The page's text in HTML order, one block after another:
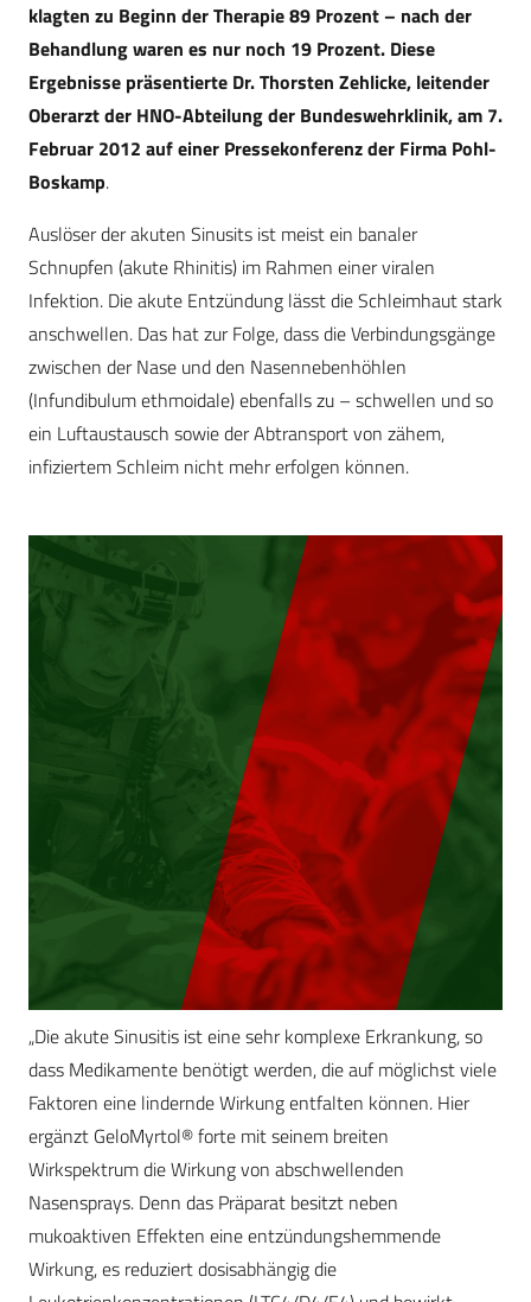
klagten zu Beginn der Therapie 89 Prozent – nach der
Behandlung waren es nur noch 19 Prozent. Diese
Ergebnisse präsentierte Dr. Thorsten Zehlicke, leitender
Oberarzt der HNO-Abteilung der Bundeswehrklinik, am 7.
Februar 2012 auf einer Pressekonferenz der Firma Pohl-
Boskamp.
Auslöser der akuten Sinusits ist meist ein banaler
Schnupfen (akute Rhinitis) im Rahmen einer viralen
Infektion. Die akute Entzündung lässt die Schleimhaut stark
anschwellen. Das hat zur Folge, dass die Verbindungsgänge
zwischen der Nase und den Nasennebenhöhlen
(Infundibulum ethmoidale) ebenfalls zu – schwellen und so
ein Luftaustausch sowie der Abtransport von zähem,
infiziertem Schleim nicht mehr erfolgen können.
„Die akute Sinusitis ist eine sehr komplexe Erkrankung, so
dass Medikamente benötigt werden, die auf möglichst viele
Faktoren eine lindernde Wirkung entfalten können. Hier
ergänzt GeloMyrtol® forte mit seinem breiten
Wirkspektrum die Wirkung von abschwellenden
Nasensprays. Denn das Präparat besitzt neben
mukoaktiven Effekten eine entzündungshemmende
Wirkung, es reduziert dosisabhängig die